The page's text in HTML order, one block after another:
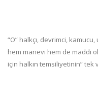
“O” halkçı, devrimci,
hem manevi hem de maddi
için halkın temsiliyetinin”